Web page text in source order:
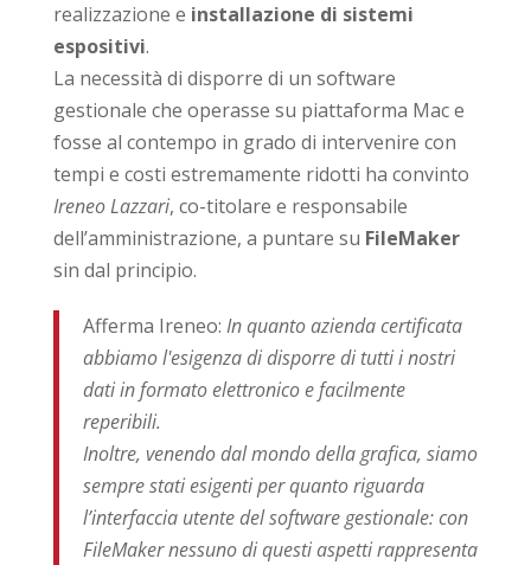
realizzazione e installazione di sistemi
espositivi.
La necessità di disporre di un software
gestionale che operasse su piattaforma Mac e
fosse al contempo in grado di intervenire con
tempi e costi estremamente ridotti ha convinto
Ireneo Lazzari, co-titolare e responsabile
dell’amministrazione, a puntare su FileMaker
sin dal principio.
Afferma Ireneo: In quanto azienda certificata
abbiamo l'esigenza di disporre di tutti i nostri
dati in formato elettronico e facilmente
reperibili.
Inoltre, venendo dal mondo della grafica, siamo
sempre stati esigenti per quanto riguarda
l’interfaccia utente del software gestionale: con
FileMaker nessuno di questi aspetti rappresenta